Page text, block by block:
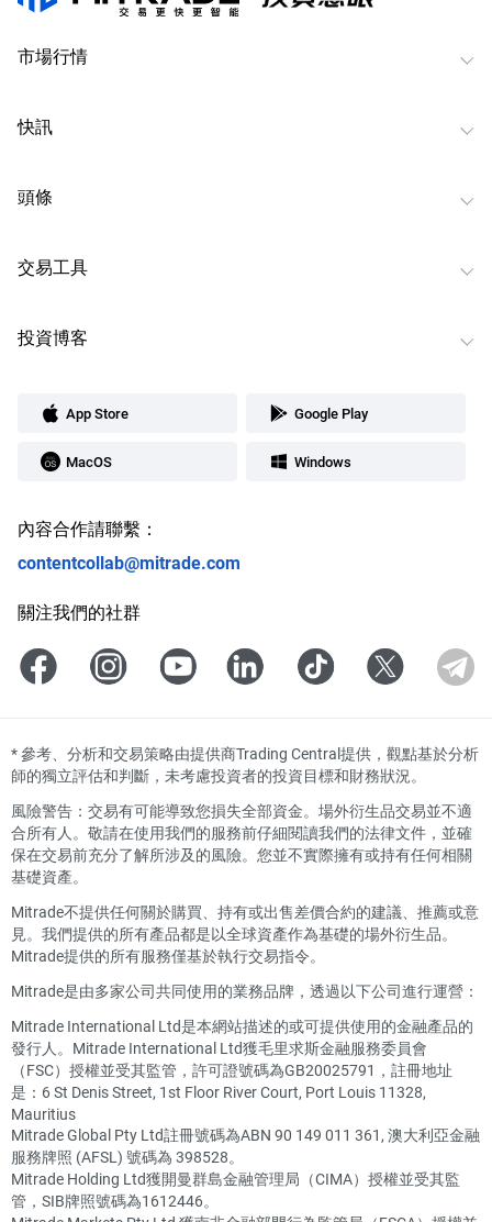
市場行情
快訊
頭條
交易工具
投資博客
App Store Google Play
MacOS Windows
內容合作請聯繫：
contentcollab@mitrade.com
關注我們的社群
*參考、分析和交易策略由提供商Trading Central提供，觀點基於分析
師的獨立評估和判斷，未考慮投資者的投資目標和財務狀況。
風險警告：交易有可能導致您損失全部資金。場外衍生品交易並不適
合所有人。敬請在使用我們的服務前仔細閱讀我們的法律文件，並確
保在交易前充分了解所涉及的風險。您並不實際擁有或持有任何相關
基礎資產。
Mitrade不提供任何關於購買、持有或出售差價合約的建議、推薦或意
見。我們提供的所有產品都是以全球資產作為基礎的場外衍生品。
Mitrade提供的所有服務僅基於執行交易指令。
Mitrade是由多家公司共同使用的業務品牌，透過以下公司進行運營：
Mitrade International Ltd是本網站描述的或可提供使用的金融產品的
發行人。Mitrade International Ltd獲毛里求斯金融服務委員會
（FSC）授權並受其監管，許可證號碼為GB20025791，註冊地址
是：6 St Denis Street, 1st Floor River Court, Port Louis 11328,
Mauritius
Mitrade Global Pty Ltd註冊號碼為ABN 90 149 011 361, 澳大利亞金融
服務牌照 (AFSL) 號碼為 398528。
Mitrade Holding Ltd獲開曼群島金融管理局（CIMA）授權並受其監
管，SIB牌照號碼為1612446。